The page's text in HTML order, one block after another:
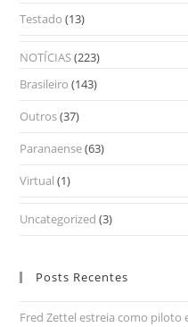
Testado (13)
NOTÍCIAS(223)
Brasileiro (143)
Outros(37)
Paranaense(63)
Virtual (1)
Uncategorized (3)
Posts Recentes
Fred Zettel estreia como piloto